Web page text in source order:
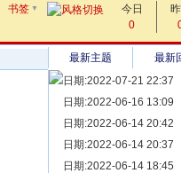
帖子
书签 ▼
今日
0
最新主题
最新
日期:2022-07-21 22:37
[ 宗亲新闻 ] 同为宗亲，
日期:2022-06-16 13:09
[ 族谱知识 ] 漫话辈份
日期:2022-06-14 20:42
[ 族谱知识 ] 修族谱的用
日期:2022-06-14 20:37
[ 族谱知识 ] 一元等于多
日期:2022-06-14 18:45